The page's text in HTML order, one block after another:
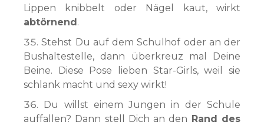
Lippen knibbelt oder Nägel kaut, wirkt
abtörnend.
Stehst Du auf dem Schulhof oder an der
Bushaltestelle, dann überkreuz mal Deine
Beine. Diese Pose lieben Star-Girls, weil sie
schlank macht und sexy wirkt!
Du willst einem Jungen in der Schule
auffallen? Dann stell Dich an den Rand des